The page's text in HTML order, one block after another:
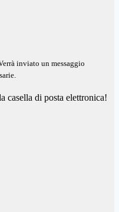
inviato un messaggio
casella di posta elettronica!